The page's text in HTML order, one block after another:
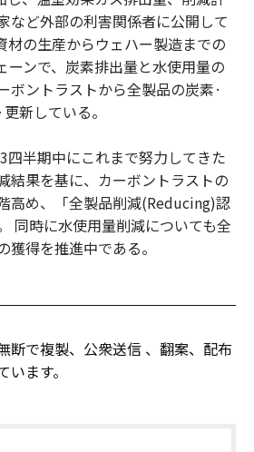
など外部の利害関係者に公開して
材の生産からウェハー製造までの
ーンで、炭素排出量と水使用量の
ボントラストから全製品の炭素·
新している。
四半期中にこれまで努力してきた
結果を基に、カーボントラストの
高め、「全製品削減(Reducing)認
同時に水使用量削減についても全
得を推進中である。
断で複製、公衆送信 、翻案、配布
ます。